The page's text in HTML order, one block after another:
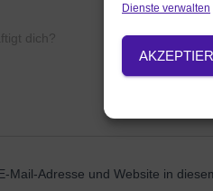
Dienste verwalten
dich?
Mail-Adresse und Website in